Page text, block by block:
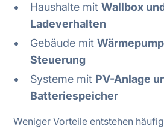
Haushalte mitWallbox
Ladeverhalten
Gebäude mit
Steuerung
Systeme mit PV-Anlage
Batteriespeicher
Weniger Vorteile entstehen